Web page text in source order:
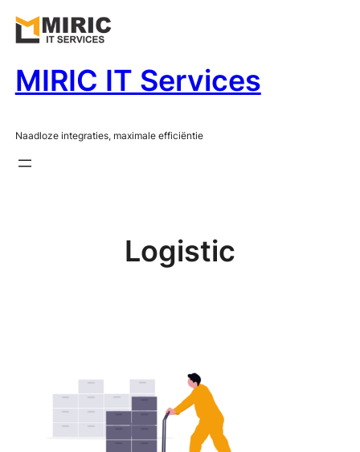
Ga
naar
inhoud
MIRIC IT Services
Naadloze integraties, maximale efficiëntie
Logistic